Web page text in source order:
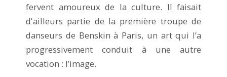
fervent amoureux de la culture. Il faisait
d'ailleurs partie de la première troupe de
danseurs de Benskin à Paris, un art qui l’a
progressivement conduit à une autre
vocation : l’image.